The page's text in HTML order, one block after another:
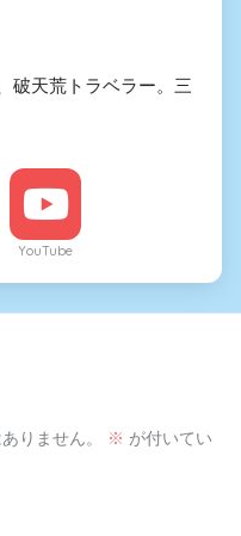
破天荒トラベラー。三
YouTube
りません。 ※ が付いてい